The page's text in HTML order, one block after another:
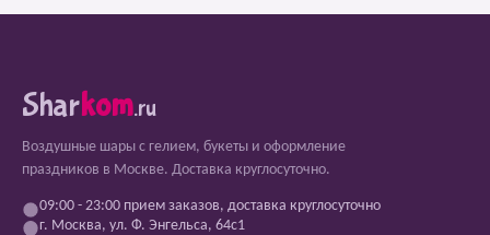
Sharkom.ru
Воздушные шары с гелием, букеты и оформление
праздников в Москве. Доставка круглосуточно.
09:00 - 23:00 прием заказов, доставка круглосуточно
г. Москва, ул. Ф. Энгельса, 64с1